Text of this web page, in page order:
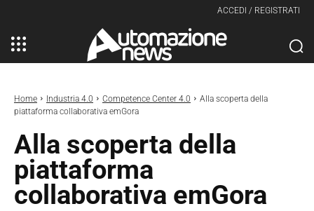
ACCEDI / REGISTRATI
Home Industria 4.0 Competence Center 4.0
Alla scoperta della
piattaforma collaborativa emGora
Alla scoperta della
piattaforma
collaborativa emGora